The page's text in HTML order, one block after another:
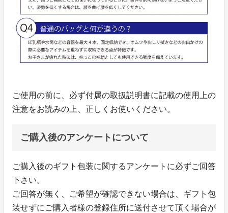
ご使用の前に、必ず付属の取扱説明書に記載の使用上の
注意をお読みの上、正しくお使いください。
ご購入後のアンケートについて
ご購入後のギフト包装に関するアンケートに必ずご回答
下さい。
ご回答が無く、ご希望が確認できない場合は、ギフト包
装せずにご購入者様の登録住所に送付させて頂く場合が